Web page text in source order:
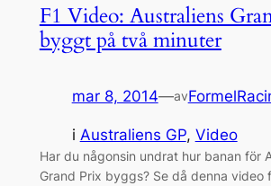
F1 Video: Australiens
byggt på två minuter
mar 8, 2014—av
i Australiens GP, Video
Har du någonsin undrat hur banan för
Grand Prix byggs? Se då denna video